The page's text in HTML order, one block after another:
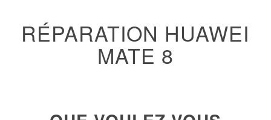
RÉPARATION HUAWEI
MATE 8